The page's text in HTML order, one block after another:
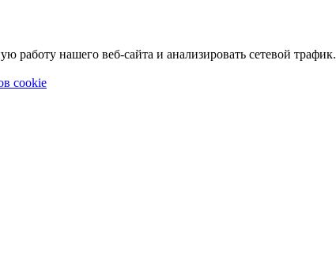
нашего веб-сайта и анализировать сетевой трафик.
cookie